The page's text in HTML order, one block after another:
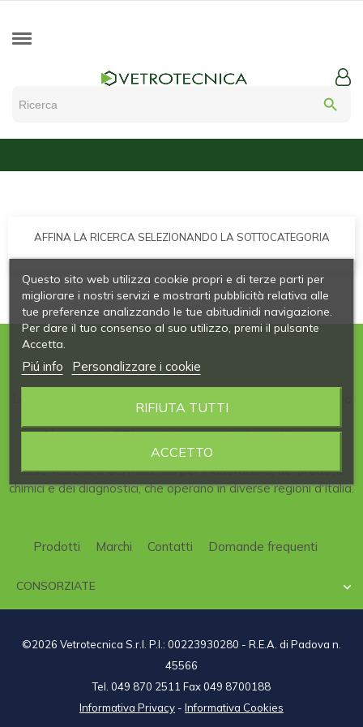
search
AFFINA LA RICERCA SELEZIONANDO LA SOTTOCATEGORIA
Distribuzione di articoli per Laboratori
Al consorzio CDL partecipano aziende qualificate,
specializzate nel campo della strumentazione scientifica,
delle vetrerie e dei materiali per il laboratorio, dei prodotti
chimici e dei diagnostici, che operano in diverse regioni d'Italia.
Prodotti Marchi Contatti Domande frequenti
CONSORZIATE 
Questo sito web utilizza cookie propri e di terze parti per
migliorare i nostri servizi e mostrarti pubblicità relativa alle
tue preferenze analizzando le tue abitudinidi navigazione.
Per dare il tuo consenso al suo utilizzo, premi il pulsante
Accetta.
Piú info Personalizzare i cookie
RIFIUTA TUTTI
ACCETTO
©2026 Vetrotecnica S.r.l. P.I.: 00223930280 - R.E.A. di Padova n.
45566
Tel. 049 870 2511 Fax 049 8700188
Informativa Privacy - Informativa Cookies